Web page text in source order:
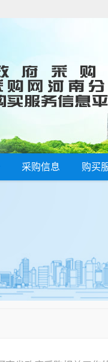
采购信息 购买